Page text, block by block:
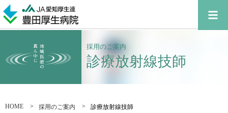
採用のご案内
診療放射線技師
HOME 採用のご案内 診療放射線技師